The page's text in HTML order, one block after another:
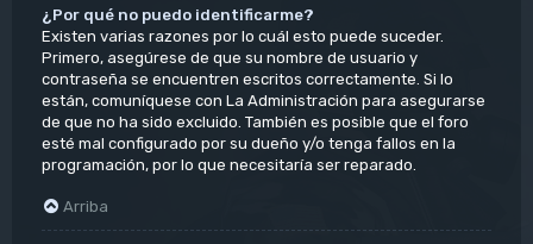
¿Por qué no puedo identificarme?
Existen varias razones por lo cuál esto puede suceder.
Primero, asegúrese de que su nombre de usuario y
contraseña se encuentren escritos correctamente. Si lo
están, comuníquese con La Administración para asegurarse
de que no ha sido excluido. También es posible que el foro
esté mal configurado por su dueño y/o tenga fallos en la
programación, por lo que necesitaría ser reparado.
Arriba